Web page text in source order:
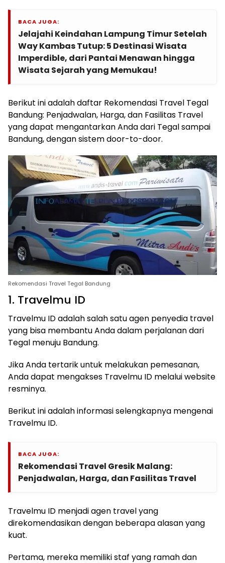
BACA JUGA:
Jelajahi Keindahan Lampung Timur Setelah
Way Kambas Tutup: 5 Destinasi Wisata
Imperdible, dari Pantai Menawan hingga
Wisata Sejarah yang Memukau!
Berikut ini adalah daftar Rekomendasi Travel Tegal
Bandung: Penjadwalan, Harga, dan Fasilitas Travel
yang dapat mengantarkan Anda dari Tegal sampai
Bandung, dengan sistem door-to-door.
Rekomendasi Travel Tegal Bandung
1. Travelmu ID
Travelmu ID adalah salah satu agen penyedia travel
yang bisa membantu Anda dalam perjalanan dari
Tegal menuju Bandung.
Jika Anda tertarik untuk melakukan pemesanan,
Anda dapat mengakses Travelmu ID melalui website
resminya.
Berikut ini adalah informasi selengkapnya mengenai
Travelmu ID.
BACA JUGA:
Rekomendasi Travel Gresik Malang:
Penjadwalan, Harga, dan Fasilitas Travel
Travelmu ID menjadi agen travel yang
direkomendasikan dengan beberapa alasan yang
kuat.
Pertama, mereka memiliki staf yang ramah dan